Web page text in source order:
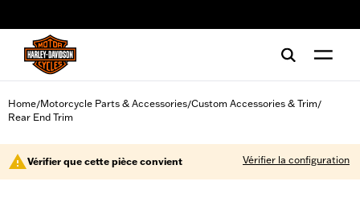
Home/Motorcycle Parts & Accessories/Custom Accessories & Trim/
Rear End Trim
Vérifier que cette pièce convient Vérifier la configuration